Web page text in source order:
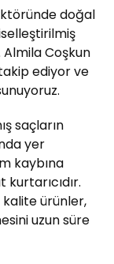
doğal
Coşkun
ediyor ve
saçların
yer
kaybına
kalite ürünler,
uzun süre